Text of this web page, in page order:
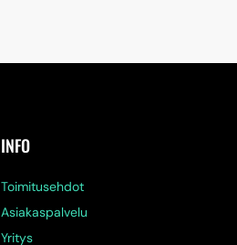
INFO
Toimitusehdot
Asiakaspalvelu
Yritys